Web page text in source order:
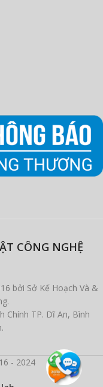
CÔNG NGHỆ
bởi Sở Kế Hoạch Và &
Chính TP. Dĩ An, Bình
- 2024